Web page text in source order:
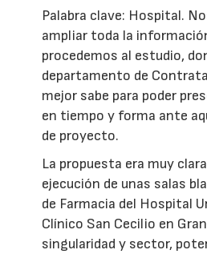
Palabra clave: Hospital.
ampliar toda la
procedemos al estudio,
departamento de
mejor sabe para poder
en tiempo y forma ante
de proyecto.
La propuesta era muy
ejecución de unas salas
de Farmacia del Hospital
Clínico San Cecilio en
singularidad y sector,